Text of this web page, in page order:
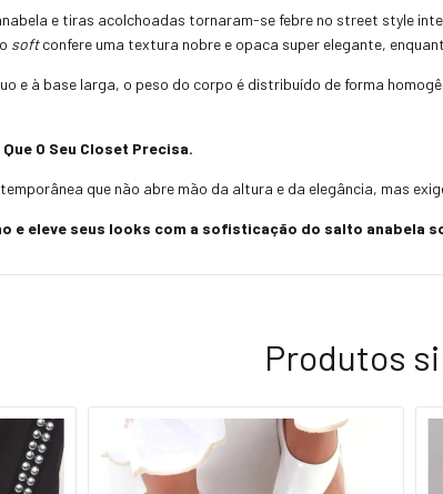
e tiras acolchoadas tornaram-se febre no street style
softconfere uma textura nobre e opaca super elegante,
e à base larga, o peso do corpo é distribuído de forma
O Seu Closet Precisa.
que não abre mão da altura e da elegância, mas
e eleve seus looks com a sofisticação do salto anabela
Produtos